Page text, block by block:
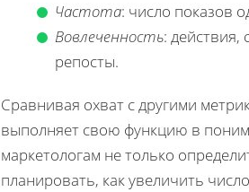
Частота: число показов
Вовлеченность: действия,
репосты.
Сравнивая охват с другими
выполняет свою функцию в
маркетологам не только
планировать, как увеличить